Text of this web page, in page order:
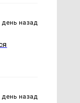
день назад
день назад